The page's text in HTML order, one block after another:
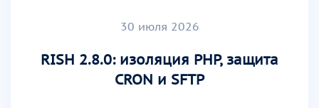
30 июля 2026
RISH 2.8.0: изоляция PHP, защита
CRON и SFTP